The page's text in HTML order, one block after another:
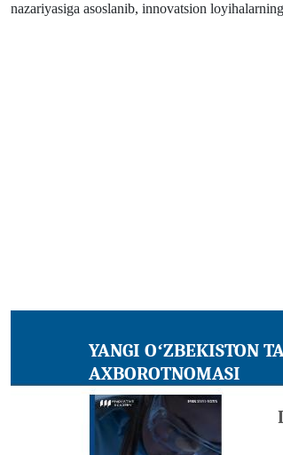
nazariyasiga asoslanib, innovatsion
YANGI OʻZBEKISTON
AXBOROTNOMASI